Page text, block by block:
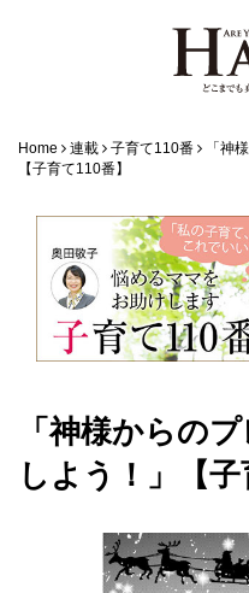
Home 連載 子育て110番
「神
【子育て110番】
「神様からの
しよう！」【子